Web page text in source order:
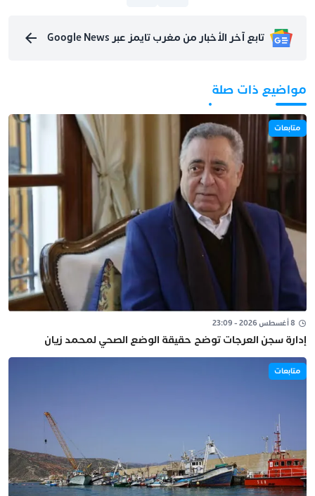
تابع آخر الأخبار من مغرب تايمز عبر Google News
مواضيع ذات صلة
متابعات
8 أغسطس 2026 - 23:09
إدارة سجن العرجات توضح حقيقة الوضع الصحي لمحمد زيان
متابعات